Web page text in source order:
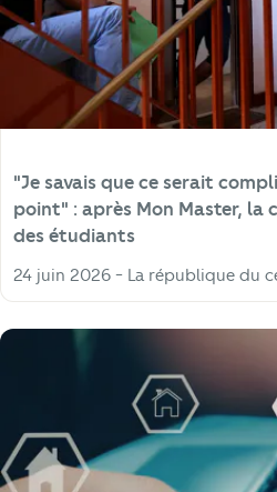
"Je savais que ce serait
point" : après Mon Master, la
des étudiants
24 juin 2026 - La république du